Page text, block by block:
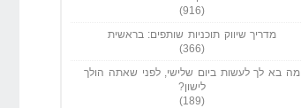
(916)
מדריך שיווק תוכניות שותפים: בראשית
(366)
מה בא לך לעשות ביום שלישי, לפני שאתה הולך
לישון?
(189)